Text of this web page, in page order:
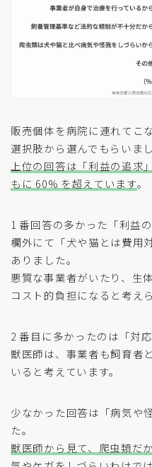
販売個体を病院に連れてこ
選択肢から選んでもらいまし
上位の回答は「利益の追求
もに 60% を超えています。
1 番回答の多かった「利益
欄外にて「犬や猫とは費用
ありました。
悪質な事業者がいたり、生
コスト的負担になると考え
2 番目に多かったのは「対
獣医師は、事業者も飼育者
いると考えています。
少なかった回答は「病気や
た。
獣医師から見て、爬虫類だ